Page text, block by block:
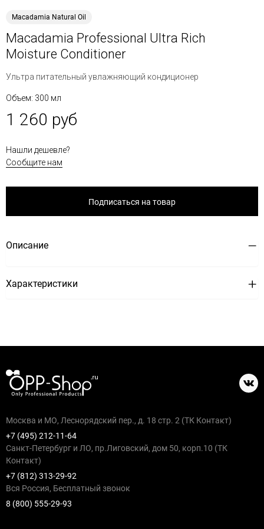
Macadamia Natural Oil
Macadamia Professional Ultra Rich
Moisture Conditioner
Ультра питательный увлажняющий кондиционер
Объем: 300 мл
1 260 руб
Нашли дешевле?
Сообщите нам
Подписаться на товар
Описание
Характеристики
Москва и МО, Леснорядский пер., д. 18 стр. 2 (ТК Контакт)
+7 (495) 212-11-64
Санкт-Петербург и ЛО, пр.Лиговский, дом 50, корп.10 (ТК
Контакт)
+7 (812) 313-29-92
Вся Россия, Бесплатный звонок
8 (800) 555-29-93